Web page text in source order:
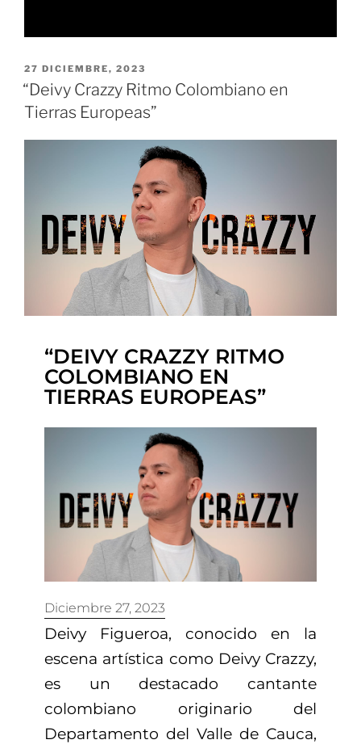
27 DICIEMBRE, 2023
“Deivy Crazzy Ritmo Colombiano en
Tierras Europeas”
“DEIVY CRAZZY RITMO
COLOMBIANO EN
TIERRAS EUROPEAS”
Diciembre 27, 2023
Deivy Figueroa, conocido en la
escena artística como Deivy Crazzy,
es un destacado cantante
colombiano originario del
Departamento del Valle de Cauca,